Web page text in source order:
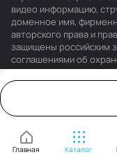
Главная Каталог
видео информацию,
доменное имя,
авторского права и
защищены российским
соглашениями об